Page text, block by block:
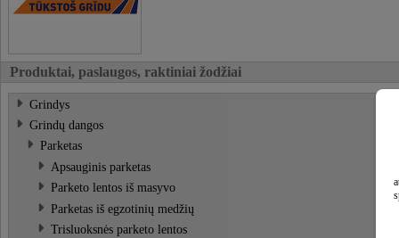
Produktai, paslaugos, raktiniai žodžiai
Grindys
Grindų dangos
Parketas
Apsauginis parketas
Parketo lentos iš masyvo
Parketas iš egzotinių medžių
Trisluoksnės parketo lentos